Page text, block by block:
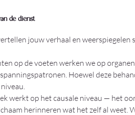
m
n
.
de dienst
jouw verhaal en weerspiegelen
op de voeten werken we op
Hoewel deze
werkt op het causale niveau — het
herinneren wat het zelf al weet.